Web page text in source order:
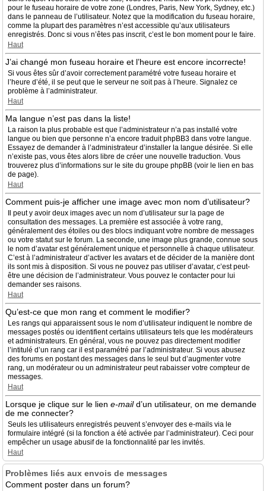
pour le fuseau horaire de votre zone (Londres, Paris, New York, Sydney, etc.)
dans le panneau de l’utilisateur. Notez que la modification du fuseau horaire,
comme la plupart des paramètres n’est accessible qu’aux utilisateurs
enregistrés. Donc si vous n’êtes pas inscrit, c’est le bon moment pour le faire.
Haut
J’ai changé mon fuseau horaire et l’heure est encore incorrecte!
Si vous êtes sûr d’avoir correctement paramétré votre fuseau horaire et
l’heure d’été, il se peut que le serveur ne soit pas à l’heure. Signalez ce
problème à l’administrateur.
Haut
Ma langue n’est pas dans la liste!
La raison la plus probable est que l’administrateur n’a pas installé votre
langue ou bien que personne n’a encore traduit phpBB3 dans votre langue.
Essayez de demander à l’administrateur d’installer la langue désirée. Si elle
n’existe pas, vous êtes alors libre de créer une nouvelle traduction. Vous
trouverez plus d’informations sur le site du groupe phpBB (voir le lien en bas
de page).
Haut
Comment puis-je afficher une image avec mon nom d’utilisateur?
Il peut y avoir deux images avec un nom d’utilisateur sur la page de
consultation des messages. La première est associée à votre rang,
généralement des étoiles ou des blocs indiquant votre nombre de messages
ou votre statut sur le forum. La seconde, une image plus grande, connue sous
le nom d’avatar est généralement unique et personnelle à chaque utilisateur.
C’est à l’administrateur d’activer les avatars et de décider de la manière dont
ils sont mis à disposition. Si vous ne pouvez pas utiliser d’avatar, c’est peut-
être une décision de l’administrateur. Vous pouvez le contacter pour lui
demander ses raisons.
Haut
Qu’est-ce que mon rang et comment le modifier?
Les rangs qui apparaissent sous le nom d’utilisateur indiquent le nombre de
messages postés ou identifient certains utilisateurs tels que les modérateurs
et administrateurs. En général, vous ne pouvez pas directement modifier
l’intitulé d’un rang car il est paramétré par l’administrateur. Si vous abusez
des forums en postant des messages dans le seul but d’augmenter votre
rang, un modérateur ou un administrateur peut rabaisser votre compteur de
messages.
Haut
Lorsque je clique sur le lien e-maild’un utilisateur, on me demande
de me connecter?
Seuls les utilisateurs enregistrés peuvent s’envoyer des e-mails via le
formulaire intégré (si la fonction a été activée par l’administrateur). Ceci pour
empêcher un usage abusif de la fonctionnalité par les invités.
Haut
Problèmes liés aux envois de messages
Comment poster dans un forum?